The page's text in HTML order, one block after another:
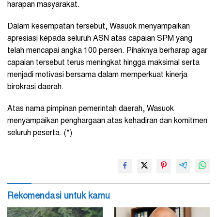
harapan masyarakat.
Dalam kesempatan tersebut, Wasuok menyampaikan
apresiasi kepada seluruh ASN atas capaian SPM yang
telah mencapai angka 100 persen. Pihaknya berharap agar
capaian tersebut terus meningkat hingga maksimal serta
menjadi motivasi bersama dalam memperkuat kinerja
birokrasi daerah.
Atas nama pimpinan pemerintah daerah, Wasuok
menyampaikan penghargaan atas kehadiran dan komitmen
seluruh peserta. (*)
Rekomendasi untuk kamu